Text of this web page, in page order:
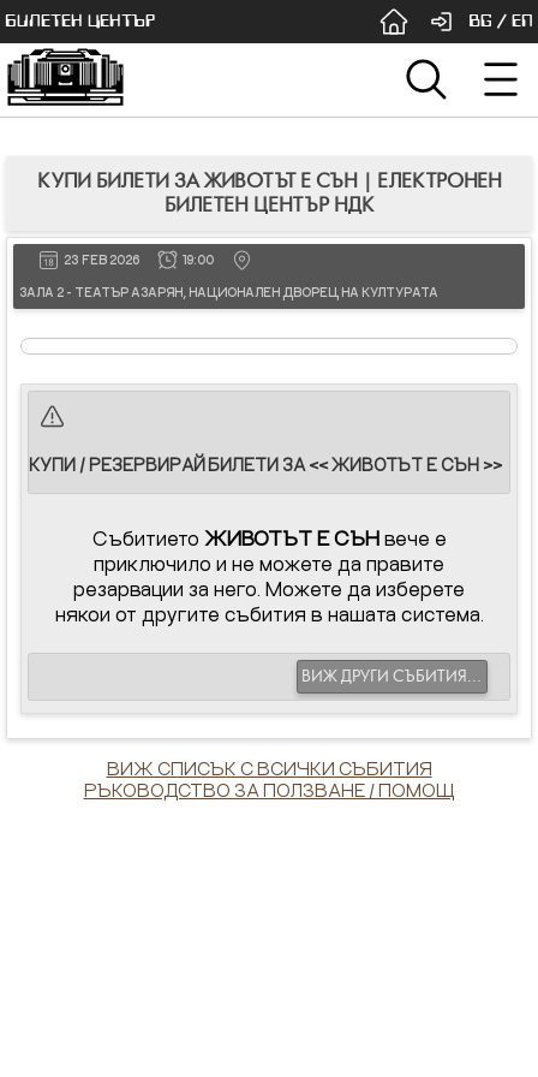
БИЛЕТЕН ЦЕНТЪР BG / EN
КУПИ БИЛЕТИ ЗА ЖИВОТЪТ Е СЪН | ЕЛЕКТРОНЕН
БИЛЕТЕН ЦЕНТЪР НДК
23 FEB 2026 19:00
ЗАЛА 2 - ТЕАТЪР АЗАРЯН, НАЦИОНАЛЕН ДВОРЕЦ НА КУЛТУРАТА
КУПИ / РЕЗЕРВИРАЙ БИЛЕТИ ЗА << ЖИВОТЪТ Е СЪН >>
Събитието ЖИВОТЪТ Е СЪНвече е
приключило и не можете да правите
резарвации за него. Можете да изберете
някои от другите събития в нашата система.
ВИЖ ДРУГИ СЪБИТИЯ...
ВИЖ СПИСЪК С ВСИЧКИ СЪБИТИЯ
РЪКОВОДСТВО ЗА ПОЛЗВАНЕ / ПОМОЩ